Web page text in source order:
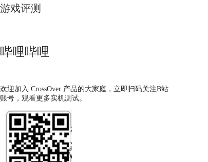
游戏评测
哔哩哔哩
欢迎加入 CrossOver 产品的大家庭，立即扫码关注B站
账号，观看更多实机测试。